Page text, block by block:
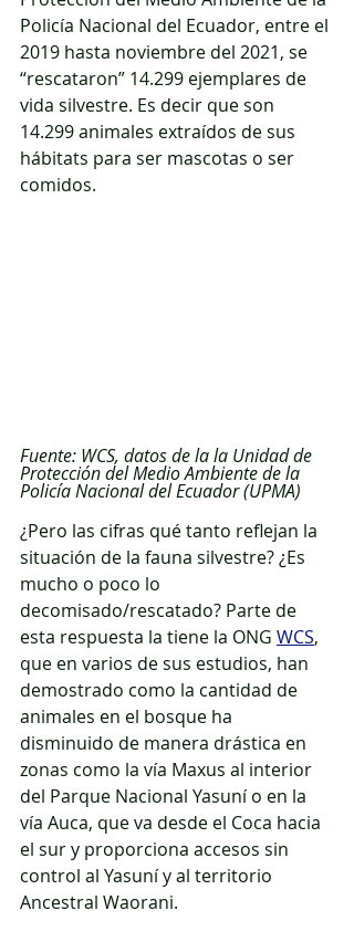
Policía Nacional del Ecuador, entre el
2019 hasta noviembre del 2021, se
“rescataron” 14.299 ejemplares de
vida silvestre. Es decir que son
14.299 animales extraídos de sus
hábitats para ser mascotas o ser
comidos.
Fuente: WCS, datos de la la Unidad de
Protección del Medio Ambiente de la
Policía Nacional del Ecuador (UPMA)
¿Pero las cifras qué tanto reflejan la
situación de la fauna silvestre? ¿Es
mucho o poco lo
decomisado/rescatado? Parte de
esta respuesta la tiene la ONG WCS,
que en varios de sus estudios, han
demostrado como la cantidad de
animales en el bosque ha
disminuido de manera drástica en
zonas como la vía Maxus al interior
del Parque Nacional Yasuní o en la
vía Auca, que va desde el Coca hacia
el sur y proporciona accesos sin
control al Yasuní y al territorio
Ancestral Waorani.